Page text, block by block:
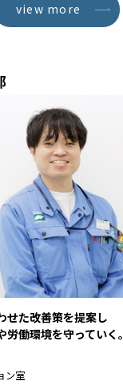
view more
せた改善策を提案し
労働環境を守っていく。
ン室